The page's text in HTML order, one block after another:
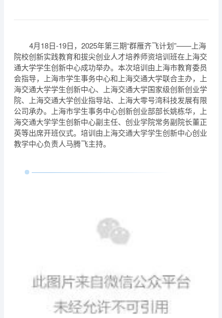
4月18日-19日，2025年第三期“群雁齐飞计划”——上海
院校创新实践教育和拔尖创业人才培养师资培训班在上海交
通大学学生创新中心成功举办。本次培训由上海市教育委员
会指导，上海市学生事务中心和上海交通大学联合主办，上
海交通大学学生创新中心、上海交通大学国家级创新创业学
院、上海交通大学创业指导站、上海大零号湾科技发展有限
公司承办。上海市学生事务中心创新创业部部长姚栋华，上
海交通大学学生创新中心副主任、创业学院常务副院长董正
英等出席开班仪式。培训由上海交通大学学生创新中心创业
教学中心负责人马腾飞主持。